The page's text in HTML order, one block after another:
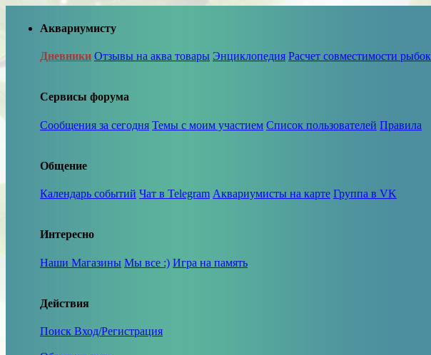
Аквариумисту
Дневники Отзывы на аква товары Энциклопедия Расчет совместимости рыбок
Сервисы форума
Сообщения за сегодня Темы с моим участием Список пользователей Правила
Общение
Календарь событий Чат в Telegram Аквариумисты на карте Группа в VK
Интересно
Наши Магазины Мы все :) Игра на память
Действия
Поиск Вход/Регистрация